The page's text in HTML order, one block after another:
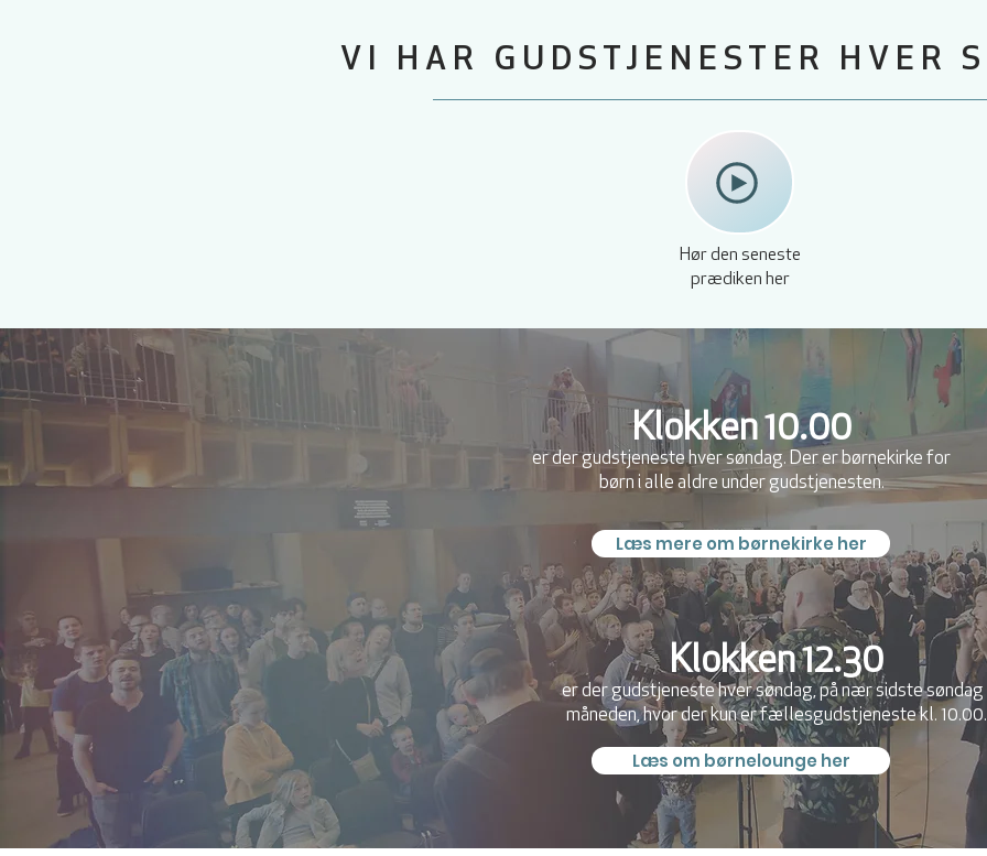
VI HAR GUDSTJENESTER HVER
Hør den seneste
prædiken her
Klokken 10.00
er der gudstjeneste hver søndag. Der er børnekirke for
børn i alle aldre under gudstjenesten.
Læs mere om børnekirke her
Klokken 12.30
er der gudstjeneste hver søndag, på nær sidste søndag
måneden, hvor der kun er fællesgudstjeneste kl. 10.00.
Læs om børnelounge her